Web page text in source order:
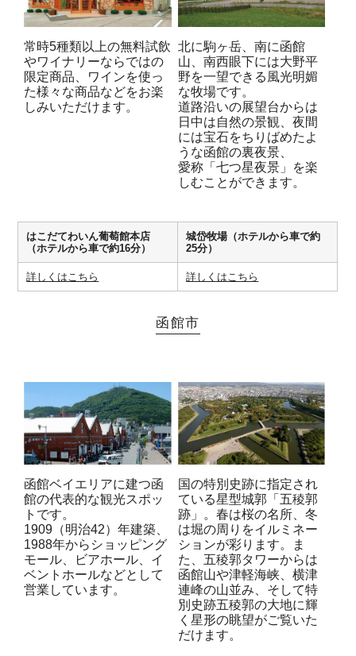
常時5種類以上の無料試飲
やワイナリーならではの
限定商品、ワインを使っ
た様々な商品などをお楽
しみいただけます。
北に駒ヶ岳、南に函館
山、南西眼下には大野平
野を一望できる風光明媚
な牧場です。
道路沿いの展望台からは
日中は自然の景観、夜間
には宝石をちりばめたよ
うな函館の裏夜景、
愛称「七つ星夜景」を楽
しむことができます。
はこだてわいん葡萄館本店
（ホテルから車で約16分）
城岱牧場（ホテルから車で約
25分）
詳しくはこちら 詳しくはこちら
函館市
函館ベイエリアに建つ函
館の代表的な観光スポッ
トです。
1909（明治42）年建築、
1988年からショッピング
モール、ビアホール、イ
ベントホールなどとして
営業しています。
国の特別史跡に指定され
ている星型城郭「五稜郭
跡」。春は桜の名所、冬
は堀の周りをイルミネー
ションが彩ります。ま
た、五稜郭タワーからは
函館山や津軽海峡、横津
連峰の山並み、そして特
別史跡五稜郭の大地に輝
く星形の眺望がご覧いた
だけます。